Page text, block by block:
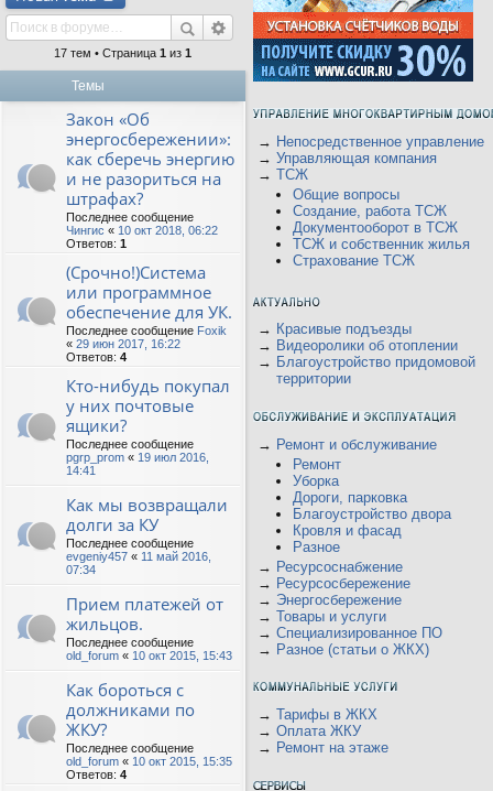
17 тем • Страница 1 из 1
Темы
Закон «Об
энергосбережении»:
как сберечь энергию
и не разориться на
штрафах?
Последнее сообщение
Чингис « 10 окт 2018, 06:22
Ответов: 1
(Срочно!)Система
или программное
обеспечение для УК.
Последнее сообщение Foxik
« 29 июн 2017, 16:22
Ответов: 4
Кто-нибудь покупал
у них почтовые
ящики?
Последнее сообщение
pgrp_prom « 19 июл 2016,
14:41
Как мы возвращали
долги за КУ
Последнее сообщение
evgeniy457 « 11 май 2016,
07:34
Прием платежей от
жильцов.
Последнее сообщение
old_forum « 10 окт 2015, 15:43
Как бороться с
должниками по
ЖКУ?
Последнее сообщение
old_forum « 10 окт 2015, 15:35
Ответов: 4
→ Непосредственное управление
→ Управляющая компания
→ ТСЖ
Общие вопросы
Создание, работа ТСЖ
Документооборот в ТСЖ
ТСЖ и собственник жилья
Страхование ТСЖ
→ Красивые подъезды
→ Видеоролики об отоплении
→ Благоустройство придомовой
территории
→ Ремонт и обслуживание
Ремонт
Уборка
Дороги, парковка
Благоустройство двора
Кровля и фасад
Разное
→ Ресурсоснабжение
→ Ресурсосбережение
→ Энергосбережение
→ Товары и услуги
→ Специализированное ПО
→ Разное (статьи о ЖКХ)
→ Тарифы в ЖКХ
→ Оплата ЖКУ
→ Ремонт на этаже